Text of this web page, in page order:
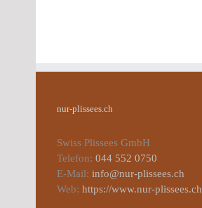
nur-plissees.ch
Swiss Plissees GmbH
Telefon: 044 552 0750
E-Mail: info@nur-plissees.ch
Web: https://www.nur-plissees.ch